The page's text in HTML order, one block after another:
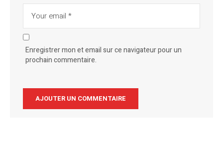
Enregistrer mon et email sur ce navigateur pour un
prochain commentaire.